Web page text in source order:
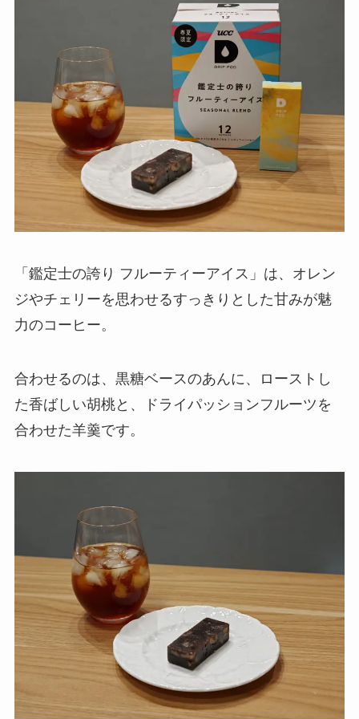
「鑑定士の誇り フルーティーアイス」は、オレン
ジやチェリーを思わせるすっきりとした甘みが魅
力のコーヒー。
合わせるのは、黒糖ベースのあんに、ローストし
た香ばしい胡桃と、ドライパッションフルーツを
合わせた羊羹です。